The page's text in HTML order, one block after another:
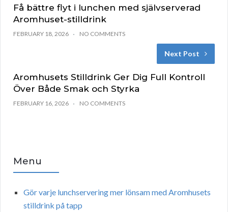
Få bättre flyt i lunchen med självserverad
Aromhuset-stilldrink
FEBRUARY 18, 2026 NO COMMENTS
Next Post
Aromhusets Stilldrink Ger Dig Full Kontroll
Över Både Smak och Styrka
FEBRUARY 16, 2026 NO COMMENTS
Menu
Gör varje lunchservering mer lönsam med Aromhusets
stilldrink på tapp